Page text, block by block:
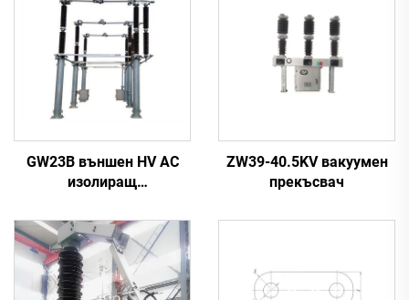
GW23B външен HV AC
изолиращ
ZW39-40.5KV вакуумен
прекъсвач